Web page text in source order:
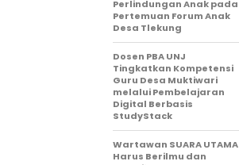
Perlindungan Anak pada
Pertemuan Forum Anak
Desa Tlekung
Dosen PBA UNJ
Tingkatkan Kompetensi
Guru Desa Muktiwari
melalui Pembelajaran
Digital Berbasis
StudyStack
Wartawan SUARA UTAMA
Harus Berilmu dan